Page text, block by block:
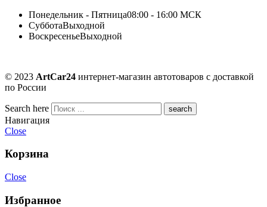
Понедельник - Пятница08:00 - 16:00 МСК
СубботаВыходной
ВоскресеньеВыходной
© 2023 ArtCar24 интернет-магазин автотоваров с доставкой
по России
Search here
Навигация
Close
Корзина
Close
Избранное